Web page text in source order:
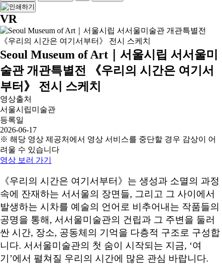
VR
Seoul Museum of Art｜서울시립 서서울미
술관 개관특별전 《우리의 시간은 여기서
부터》 전시 스케치
영상출처
서울시립미술관
등록일
2026-06-17
※ 해당 영상 제공처에서 영상 서비스를 중단할 경우 감상이 어
려울 수 있습니다
영상 보러 가기
《우리의 시간은 여기서부터》는 생성과 소멸의 과정
속에 잔재하는 서서울의 장면들, 그리고 그 사이에서
발생하는 시차를 예술의 언어로 비추어내는 작품들의
공명을 통해, 서서울미술관의 건립과 그 주변을 둘러
싼 시간, 장소, 공동체의 기억을 다층적 구조로 구성합
니다. 서서울미술관의 첫 숨이 시작되는 지금, ‘여
기’에서 펼쳐질 우리의 시간에 많은 관심 바랍니다.